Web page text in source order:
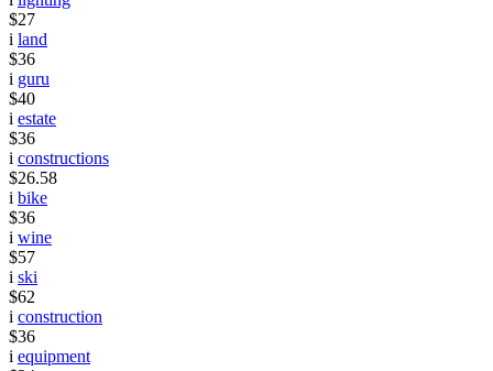
$27
i land
$36
i guru
$40
i estate
$36
i constructions
$26.58
i bike
$36
i wine
$57
i ski
$62
i construction
$36
i equipment